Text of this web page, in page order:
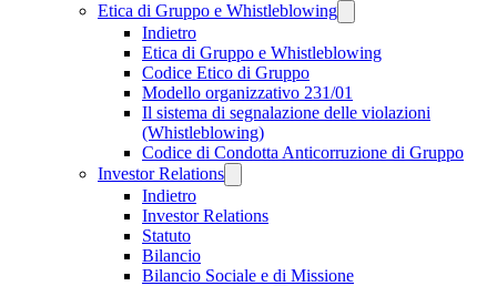
Etica di Gruppo e Whistleblowing
Indietro
Etica di Gruppo e Whistleblowing
Codice Etico di Gruppo
Modello organizzativo 231/01
Il sistema di segnalazione delle violazioni
(Whistleblowing)
Codice di Condotta Anticorruzione di Gruppo
Investor Relations
Indietro
Investor Relations
Statuto
Bilancio
Bilancio Sociale e di Missione